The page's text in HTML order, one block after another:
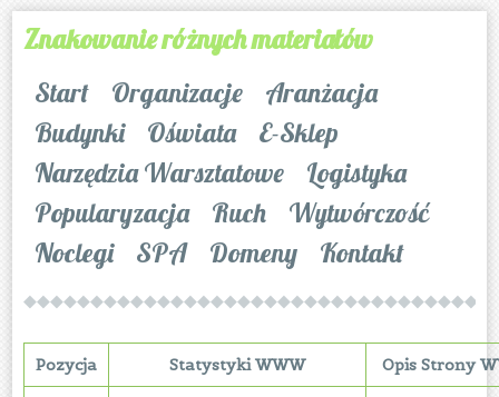
Znakowanie różnych materiałów
Start
Organizacje
Aranżacja
Budynki
Oświata
E-Sklep
Narzędzia Warsztatowe
Logistyka
Popularyzacja
Ruch
Wytwórczość
Noclegi
SPA Domeny Kontakt
Pozycja Statystyki WWW Opis Strony